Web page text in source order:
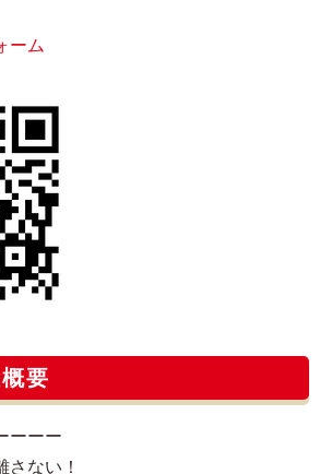
ーム
要
ーーー
さない！